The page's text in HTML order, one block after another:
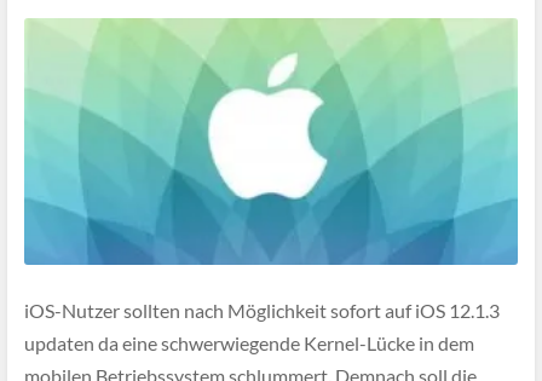
iOS-Nutzer sollten nach Möglichkeit sofort auf iOS 12.1.3
updaten da eine schwerwiegende Kernel-Lücke in dem
mobilen Betriebssystem schlummert. Demnach soll die